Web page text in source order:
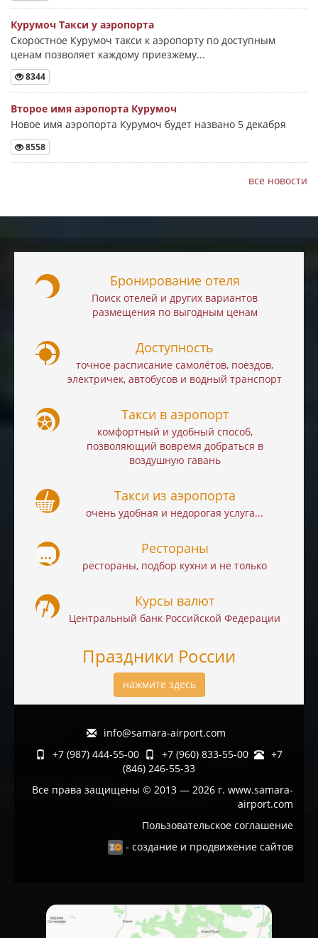
Курумоч Такси у аэропорта
Скоростное Курумоч такси к аэропорту по доступным
ценам позволяет каждому приезжему...
8344
Второе имя аэропорта Курумоч
Новое имя аэропорта Курумоч будет названо 5 декабря
8558
все новости
Бронирование отеля
Поиск отелей и других вариантов
размещения по выгодным ценам
Доступность
точное расписание самолётов, поездов,
электричек, автобусов и водный транспорт
Такси в аэропорт
комфортный и удобный способ,
позволяющий вовремя добраться в
воздушную гавань
Такси из аэропорта
очень удобная и недорогая услуга...
Рестораны
рестораны, подбор кухни и не только
Курсы валют
Центральный банк Российской Федерации
Праздники России
нажмите здесь
info@samara-airport.com
+7 (987) 444-55-00
+7 (960) 833-55-00
+7
(846) 246-55-33
Все права защищены © 2013 — 2026 г. www.samara-
airport.com
Пользовательское соглашение
- создание и продвижение сайтов